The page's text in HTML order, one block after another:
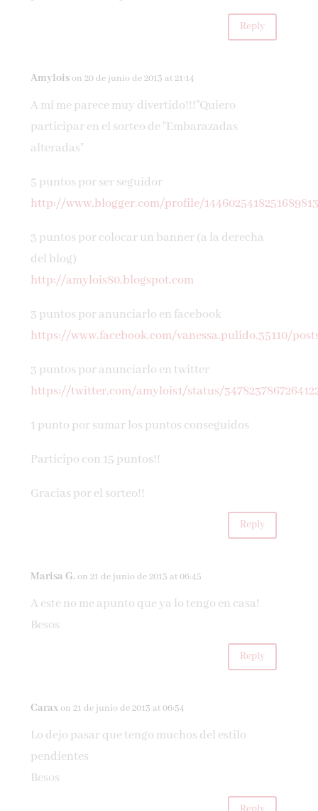
Reply
Amyloison 20 de junio de 2013 at 21:14
A mí me parece muy divertido!!!"Quiero
participar en el sorteo de "Embarazadas
alteradas"
5 puntos por ser seguidor
http://www.blogger.com/profile/
3 puntos por colocar un banner (a la derecha
del blog)
http://amylois80.blogspot.com
3 puntos por anunciarlo en facebook
https://www.facebook.com/vanessa.pulido.35110/
3 puntos por anunciarlo en twitter
https://twitter.com/amylois1/status/
1 punto por sumar los puntos conseguidos
Participo con 15 puntos!!
Gracias por el sorteo!!
Reply
Marisa G. on 21 de junio de 2013 at 06:45
A este no me apunto que ya lo tengo en casa!
Besos
Reply
Caraxon 21 de junio de 2013 at 06:54
Lo dejo pasar que tengo muchos del estilo
pendientes
Besos